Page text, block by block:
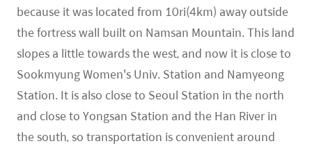
because it was located from 10ri(4km) away outside
the fortress wall built on Namsan Mountain. This land
slopes a little towards the west, and now it is close to
Sookmyung Women's Univ. Station and Namyeong
Station. It is also close to Seoul Station in the north
and close to Yongsan Station and the Han River in
the south, so transportation is convenient around